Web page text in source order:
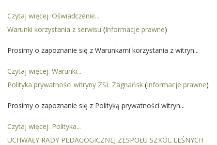
Czytaj więcej: Oświadczenie...
Warunki korzystania z serwisu (Informacje prawne)
Prosimy o zapoznanie się z Warunkami korzystania z witryn...
Czytaj więcej: Warunki...
Polityka prywatności witryny ZSL Zagnańsk (Informacje prawne)
Prosimy o zapoznanie się z Polityką prywatności witryn...
Czytaj więcej: Polityka...
UCHWAŁY RADY PEDAGOGICZNEJ ZESPOŁU SZKÓL LEŚNYCH